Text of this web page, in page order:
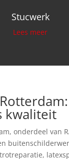
Stucwerk
Lees meer
kwaliteit
onderdeel van